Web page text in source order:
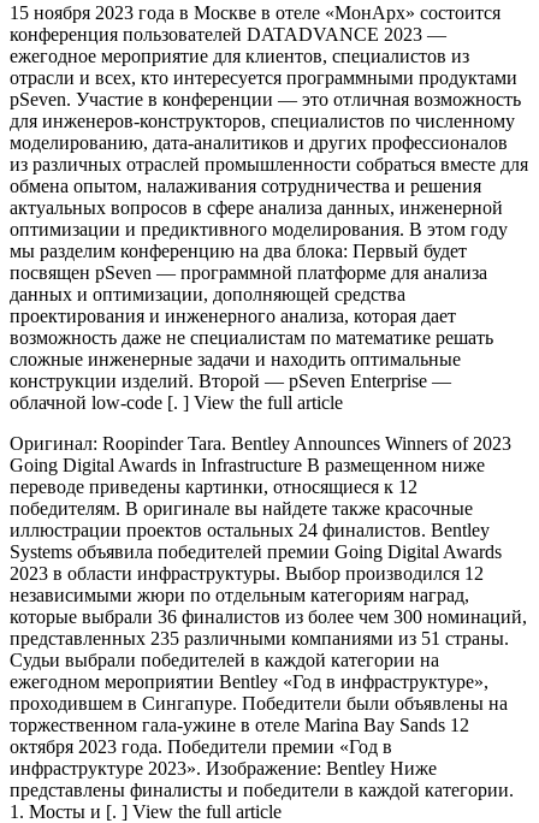
15 ноября 2023 года в Москве в отеле «МонАрх» состоится
конференция пользователей DATADVANCE 2023 —
ежегодное мероприятие для клиентов, специалистов из
отрасли и всех, кто интересуется программными продуктами
pSeven. Участие в конференции — это отличная возможность
для инженеров-конструкторов, специалистов по численному
моделированию, дата-аналитиков и других профессионалов
из различных отраслей промышленности собраться вместе для
обмена опытом, налаживания сотрудничества и решения
актуальных вопросов в сфере анализа данных, инженерной
оптимизации и предиктивного моделирования. В этом году
мы разделим конференцию на два блока: Первый будет
посвящен pSeven — программной платформе для анализа
данных и оптимизации, дополняющей средства
проектирования и инженерного анализа, которая дает
возможность даже не специалистам по математике решать
сложные инженерные задачи и находить оптимальные
конструкции изделий. Второй — pSeven Enterprise —
облачной low-code [. ] View the full article
Оригинал: Roopinder Tara. Bentley Announces Winners of 2023
Going Digital Awards in Infrastructure В размещенном ниже
переводе приведены картинки, относящиеся к 12
победителям. В оригинале вы найдете также красочные
иллюстрации проектов остальных 24 финалистов. Bentley
Systems объявила победителей премии Going Digital Awards
2023 в области инфраструктуры. Выбор производился 12
независимыми жюри по отдельным категориям наград,
которые выбрали 36 финалистов из более чем 300 номинаций,
представленных 235 различными компаниями из 51 страны.
Судьи выбрали победителей в каждой категории на
ежегодном мероприятии Bentley «Год в инфраструктуре»,
проходившем в Сингапуре. Победители были объявлены на
торжественном гала-ужине в отеле Marina Bay Sands 12
октября 2023 года. Победители премии «Год в
инфраструктуре 2023». Изображение: Bentley Ниже
представлены финалисты и победители в каждой категории.
1. Мосты и [. ] View the full article